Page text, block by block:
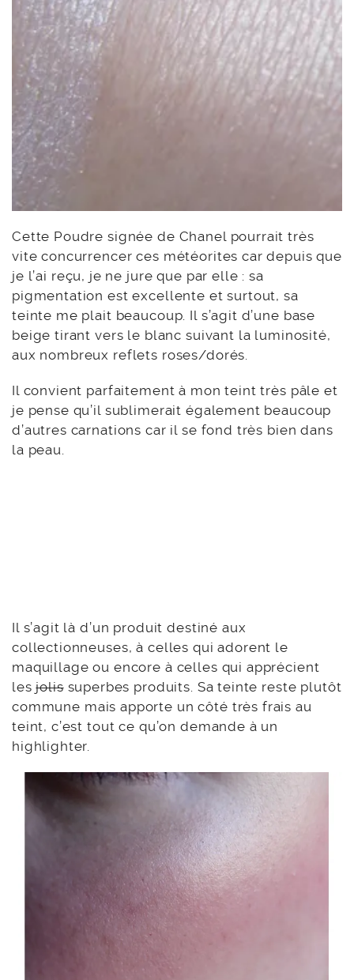
Cette Poudre signée de Chanel pourrait très
vite concurrencer ces météorites car depuis que
je l’ai reçu, je ne jure que par elle : sa
pigmentation est excellente et surtout, sa
teinte me plait beaucoup. Il s’agit d’une base
beige tirant vers le blanc suivant la luminosité,
aux nombreux reflets roses/dorés.
Il convient parfaitement à mon teint très pâle et
je pense qu’il sublimerait également beaucoup
d’autres carnations car il se fond très bien dans
la peau.
Il s’agit là d’un produit destiné aux
collectionneuses, à celles qui adorent le
maquillage ou encore à celles qui apprécient
lesjolissuperbes produits. Sa teinte reste plutôt
commune mais apporte un côté très frais au
teint, c’est tout ce qu’on demande à un
highlighter.